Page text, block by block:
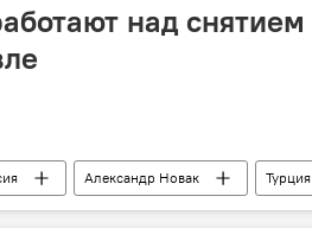
над снятием
Александр Новак
Турция
Торговля Туризм